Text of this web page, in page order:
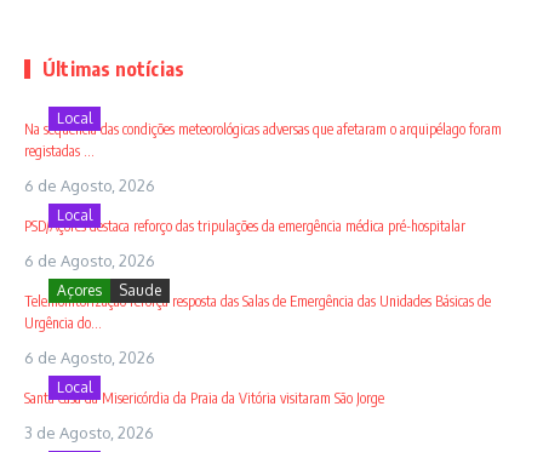
Últimas notícias
Local
Na sequência das condições meteorológicas adversas que afetaram o arquipélago foram
registadas ...
6 de Agosto, 2026
Local
PSD/Açores destaca reforço das tripulações da emergência médica pré-hospitalar
6 de Agosto, 2026
Açores Saude
Telemonitorização reforça resposta das Salas de Emergência das Unidades Básicas de
Urgência do...
6 de Agosto, 2026
Local
Santa Casa da Misericórdia da Praia da Vitória visitaram São Jorge
3 de Agosto, 2026